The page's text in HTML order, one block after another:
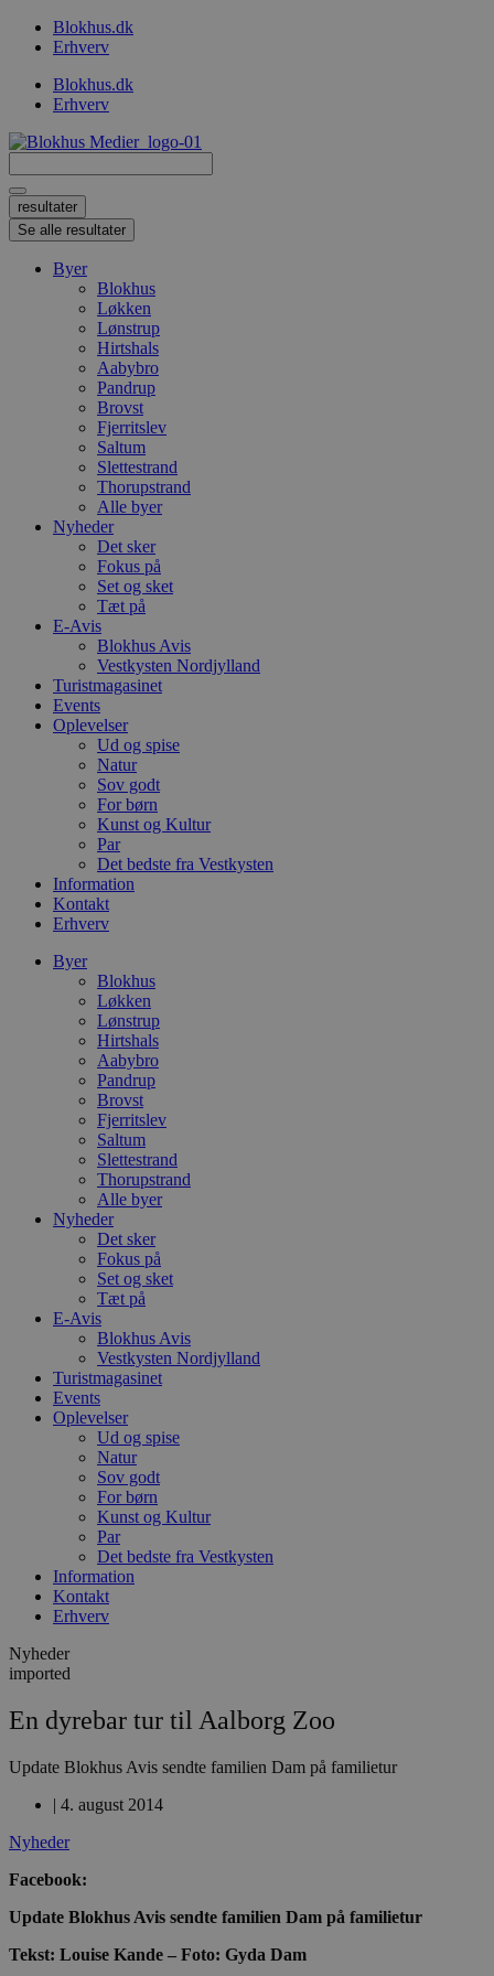
VidereBlokhus.dk
Erhverv
Blokhus.dk
Erhverv
...
resultater
Se alle resultater
Byer
Blokhus
Løkken
Lønstrup
Hirtshals
Aabybro
Pandrup
Brovst
Fjerritslev
Saltum
Slettestrand
Thorupstrand
Alle byer
Nyheder
Det sker
Fokus på
Set og sket
Tæt på
E-Avis
Blokhus Avis
Vestkysten Nordjylland
Turistmagasinet
Events
Oplevelser
Ud og spise
Natur
Sov godt
For børn
Kunst og Kultur
Par
Det bedste fra Vestkysten
Information
Kontakt
Erhverv
Byer
Blokhus
Løkken
Lønstrup
Hirtshals
Aabybro
Pandrup
Brovst
Fjerritslev
Saltum
Slettestrand
Thorupstrand
Alle byer
Nyheder
Det sker
Fokus på
Set og sket
Tæt på
E-Avis
Blokhus Avis
Vestkysten Nordjylland
Turistmagasinet
Events
Oplevelser
Ud og spise
Natur
Sov godt
For børn
Kunst og Kultur
Par
Det bedste fra Vestkysten
Information
Kontakt
Erhverv
Nyheder
imported
En dyrebar tur til Aalborg Zoo
Update Blokhus Avis sendte familien Dam på familietur
| 4. august 2014
Nyheder
Facebook:
Update Blokhus Avis sendte familien Dam på familietur
Tekst: Louise Kande – Foto: Gyda Dam